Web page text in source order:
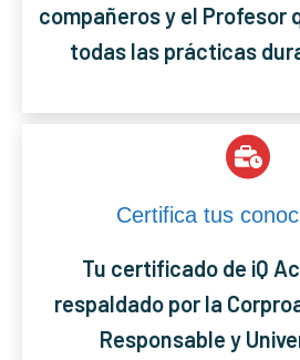
compañeros y el Profesor
todas las prácticas
Certifica tus
Tu certificado de iQ
respaldado por la
Responsable y